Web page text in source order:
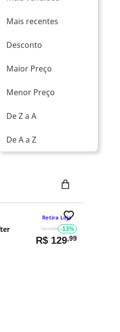
Maior Preço
Menor Preço
De Z a A
De A a Z
Mais recentes
Desconto
Retira Loja
R$
R$
Retira Loja
R$ 149,99 -13%
R$ 129,99